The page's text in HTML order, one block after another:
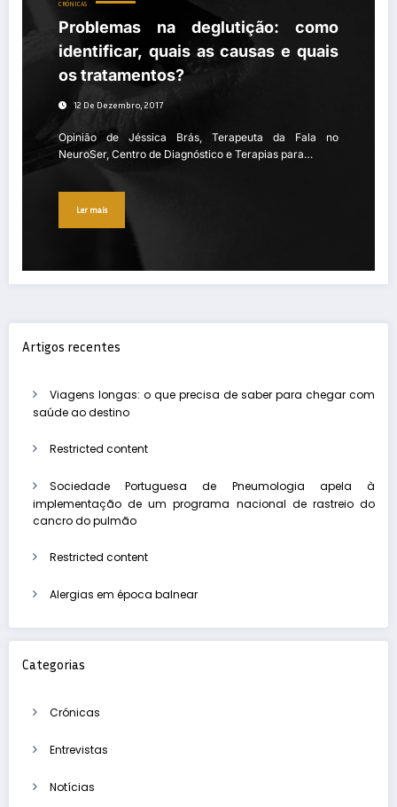
CRÓNICAS
Problemas na deglutição: como
identificar, quais as causas e quais
os tratamentos?
12 De Dezembro, 2017
Opinião de Jéssica Brás, Terapeuta da Fala no
NeuroSer, Centro de Diagnóstico e Terapias para…
Ler mais
Artigos recentes
Viagens longas: o que precisa de saber para chegar com
saúde ao destino
Restricted content
Sociedade Portuguesa de Pneumologia apela à
implementação de um programa nacional de rastreio do
cancro do pulmão
Restricted content
Alergias em época balnear
Categorias
Crónicas
Entrevistas
Notícias